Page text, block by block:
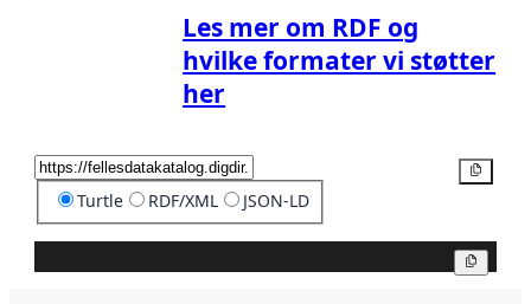
Les mer om RDF og
hvilke formater vi støtter
her
Turtle RDF/XML JSON-LD